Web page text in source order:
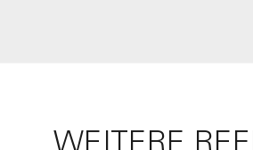
WEITERE